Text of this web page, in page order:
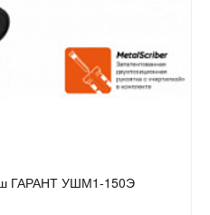
ГАРАНТ УШМ1-150Э